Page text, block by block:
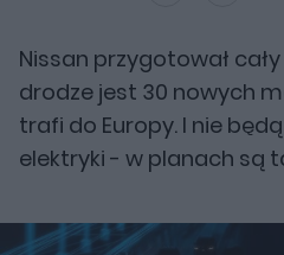
Nissan przygotował
drodze jest 30 nowych
trafi do Europy. I nie
elektryki - w planach są